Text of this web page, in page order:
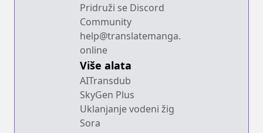
Pridruži se Discord
Community
help@translatemanga.
online
Više alata
AITransdub
SkyGen Plus
Uklanjanje vodeni žig
Sora